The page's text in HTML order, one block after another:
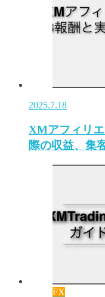
2025.7.18
XMアフィリ
際の収益、集
FX